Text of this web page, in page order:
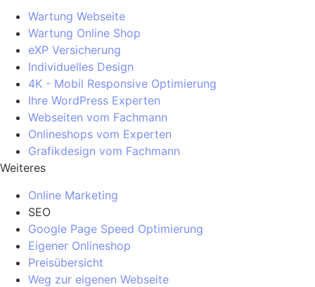
Wartung Webseite
Wartung Online Shop
eXP Versicherung
Individuelles Design
4K - Mobil Responsive Optimierung
Ihre WordPress Experten
Webseiten vom Fachmann
Onlineshops vom Experten
Grafikdesign vom Fachmann
Weiteres
Online Marketing
SEO
Google Page Speed Optimierung
Eigener Onlineshop
Preisübersicht
Weg zur eigenen Webseite